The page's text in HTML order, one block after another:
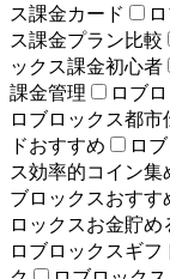
ス課金カード
ス課金プラン比較
ックス課金初心者
課金管理
ロブ
ロブロックス都市
ドおすすめ
ロ
ス効率的コイン集
ブロックスおすす
ロックスお金貯め
ロブロックスギ